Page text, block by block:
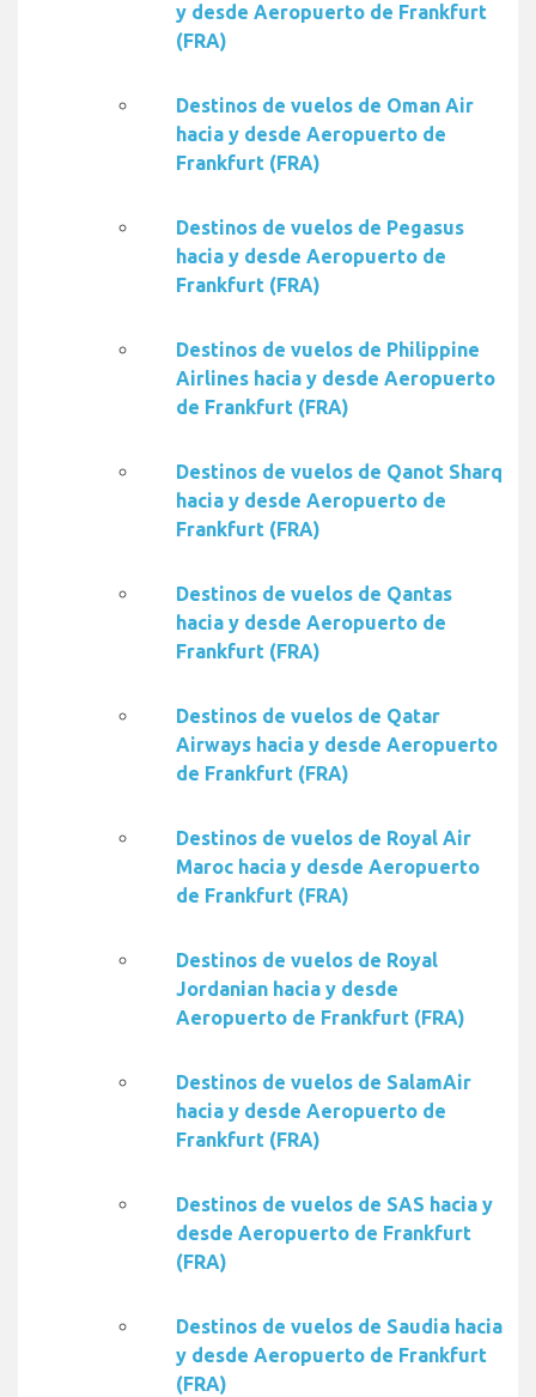
y desde Aeropuerto de Frankfurt
(FRA)
Destinos de vuelos de Oman Air
hacia y desde Aeropuerto de
Frankfurt (FRA)
Destinos de vuelos de Pegasus
hacia y desde Aeropuerto de
Frankfurt (FRA)
Destinos de vuelos de Philippine
Airlines hacia y desde Aeropuerto
de Frankfurt (FRA)
Destinos de vuelos de Qanot Sharq
hacia y desde Aeropuerto de
Frankfurt (FRA)
Destinos de vuelos de Qantas
hacia y desde Aeropuerto de
Frankfurt (FRA)
Destinos de vuelos de Qatar
Airways hacia y desde Aeropuerto
de Frankfurt (FRA)
Destinos de vuelos de Royal Air
Maroc hacia y desde Aeropuerto
de Frankfurt (FRA)
Destinos de vuelos de Royal
Jordanian hacia y desde
Aeropuerto de Frankfurt (FRA)
Destinos de vuelos de SalamAir
hacia y desde Aeropuerto de
Frankfurt (FRA)
Destinos de vuelos de SAS hacia y
desde Aeropuerto de Frankfurt
(FRA)
Destinos de vuelos de Saudia hacia
y desde Aeropuerto de Frankfurt
(FRA)